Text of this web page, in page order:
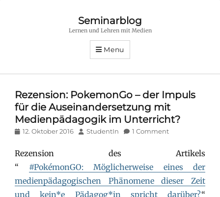
Seminarblog
Lernen und Lehren mit Medien
Menu
Rezension: PokemonGo – der Impuls
für die Auseinandersetzung mit
Medienpädagogik im Unterricht?
Posted
12. Oktober 2016 Author
StudentIn 1 Comment
Rezension des Artikels
“ #PokémonGO: Möglicherweise eines der
medienpädagogischen Phänomene dieser Zeit
und kein*e Pädagog*in spricht darüber?“